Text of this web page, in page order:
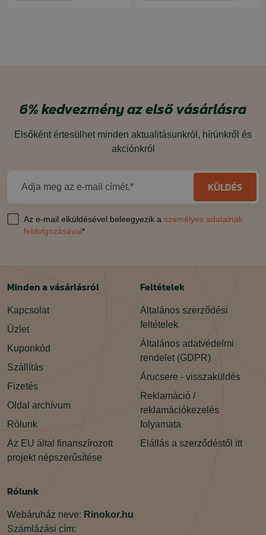
6%kedvezményaz első vásárlásra
Elsőként értesülhet minden aktualitásunkról, hírünkről és
akciónkról
Adja meg az e-mail címét.* KÜLDÉS
Az e-mail elküldésével beleegyezik a személyes adatainak
feldolgozásával*
Minden a vásárlásról
Kapcsolat
Üzlet
Kuponkód
Szállítás
Fizetés
Oldal archívum
Rólunk
Az EU által finanszírozott
projekt népszerűsítése
Feltételek
Általános szerződési
feltételek
Általános adatvédelmi
rendelet (GDPR)
Árucsere - visszaküldés
Reklamáció /
reklamációkezelés
folyamata
Elállás a szerződéstől itt
Rólunk
Webáruház neve: Rinokor.hu
Számlázási cím: